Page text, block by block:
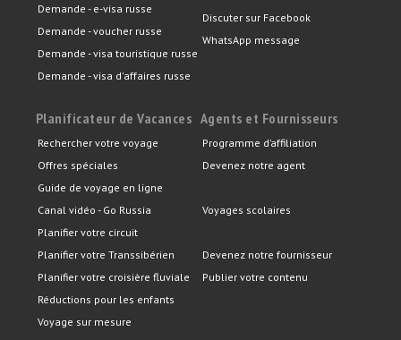
Demande - e-visa russe
Demande - voucher russe
Demande - visa touristique russe
Demande - visa d'affaires russe
Discuter sur Facebook
WhatsApp message
Planificateur de Vacances
Rechercher votre voyage
Offres spéciales
Guide de voyage en ligne
Canal vidéo - Go Russia
Planifier votre circuit
Planifier votre Transsibérien
Planifier votre croisière fluviale
Réductions pour les enfants
Voyage sur mesure
Agents et Fournisseurs
Programme d’affiliation
Devenez notre agent
Voyages scolaires
Devenez notre fournisseur
Publier votre contenu